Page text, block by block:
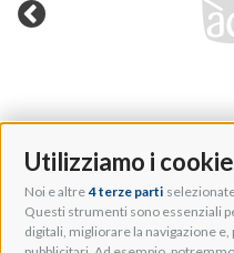
Utilizziamo i
Noi e altre 4 terze parti
Questi strumenti sono essenziali
digitali, migliorare la navigazione
Adeo
Via